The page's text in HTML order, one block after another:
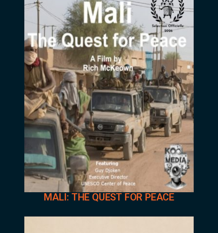
MALI: THE QUEST FOR PEACE